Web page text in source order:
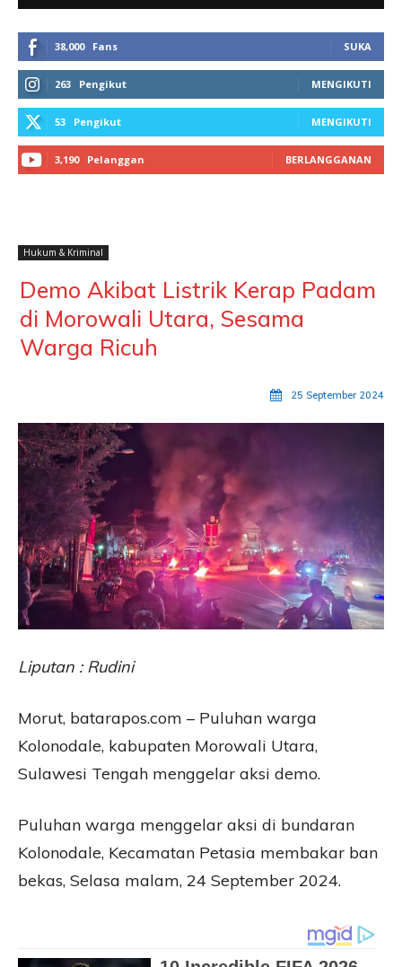
38,000 Fans SUKA
263 Pengikut MENGIKUTI
53 Pengikut MENGIKUTI
3,190 Pelanggan BERLANGGANAN